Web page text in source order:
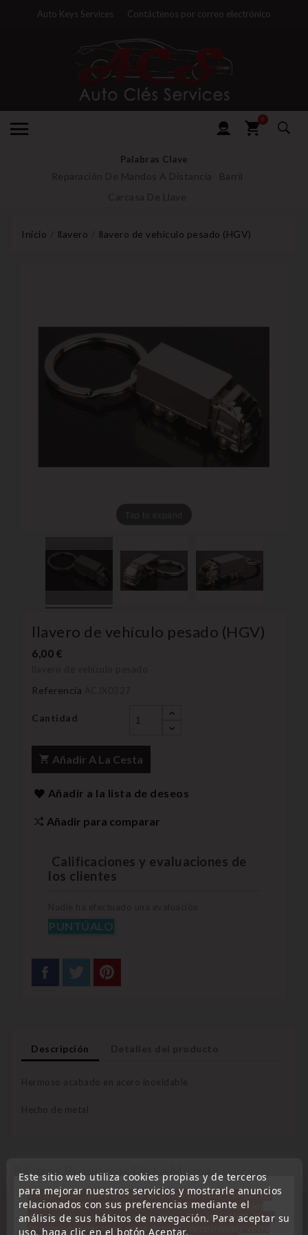
Auto Keys Services Contáctenos por correo electrónico
0
Palabras Clave
Reparación De Mandos A Distancia
Barril
Carcasa De Llave
Inicio llavero llavero de vehículo pesado (HGV)
llavero de vehículo pesado (HGV)
6,00 €
Referencia
Cantidad
Añadir A La Cesta
Añadir a la lista de deseos
Añadir para comparar
Calificaciones y evaluaciones de
los clientes
PUNTÚALO
Descripción
Hermoso acabado en acero inoxidable
Hecho de metal
8 Otros Productos De La Misma
Categoría:
Este sitio web utiliza cookies propias y de terceros
para mejorar nuestros servicios y mostrarle anuncios
relacionados con sus preferencias mediante el
análisis de sus hábitos de navegación. Para aceptar su
uso, haga clic en el botón Aceptar.
« Attention, notre société sera fermée pour congés du
10 aout au 1 septembre inclus. Pour cette raison les
commandes sont traitées jusqu'au 7 aout
14H00. Pour
le service réparation nous devons réceptionner votre